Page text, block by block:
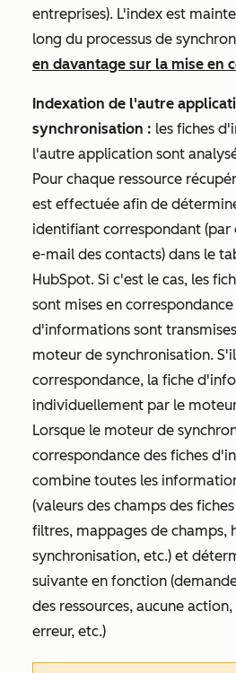
entreprises). L'index est
long du processus de
en davantage sur la mise en
Indexation de l'autre
synchronisation : les fiches
l'autre application sont
Pour chaque ressource
est effectuée afin de
identifiant correspondant (par
e-mail des contacts) dans le
HubSpot. Si c'est le cas, les
sont mises en
d'informations sont
moteur de synchronisation.
correspondance, la fiche
individuellement par le
Lorsque le moteur de
correspondance des fiches
combine toutes les
(valeurs des champs des
filtres, mappages de champs,
synchronisation, etc.) et
suivante en fonction
des ressources, aucune
erreur, etc.)